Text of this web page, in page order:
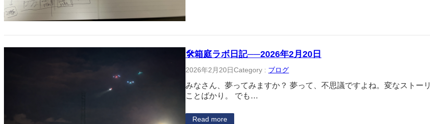
🛠箱庭ラボ日記──2026年2月20日
2026年2月20日Category : ブログ
みなさん、夢ってみますか？ 夢って、不思議ですよね。変なストー
ことばかり。 でも…
Read more